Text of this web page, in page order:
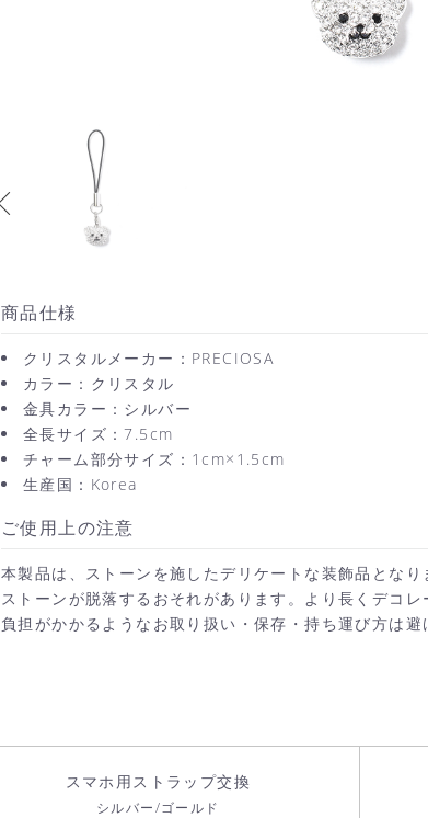
商品仕様
クリスタルメーカー：PRECIOSA
カラー：クリスタル
金具カラー：シルバー
全長サイズ：7.5cm
チャーム部分サイズ：1cm×1.5cm
生産国：Korea
ご使用上の注意
本製品は、ストーンを施したデリケートな装飾品とな
ストーンが脱落するおそれがあります。より長くデコ
負担がかかるようなお取り扱い・保存・持ち運び方は避
お買い物を続ける
スマホ用ストラップ交換
シルバー/ゴールド